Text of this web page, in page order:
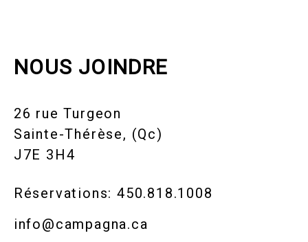
NOUS JOINDRE
26 rue Turgeon
Sainte-Thérèse, (Qc)
J7E 3H4
Réservations: 450.818.1008
info@campagna.ca